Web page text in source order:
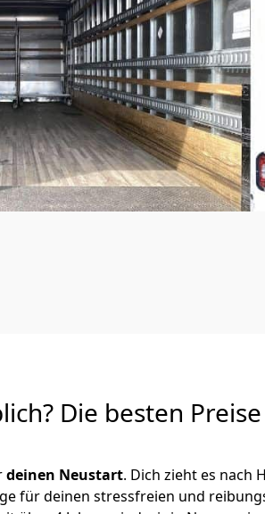
Die besten
deinen Neustart. Dich zieht es nach
für deinen stressfreien und